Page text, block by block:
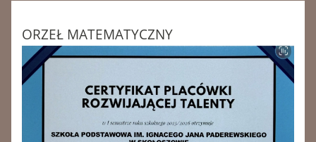
ORZEŁ MATEMATYCZNY